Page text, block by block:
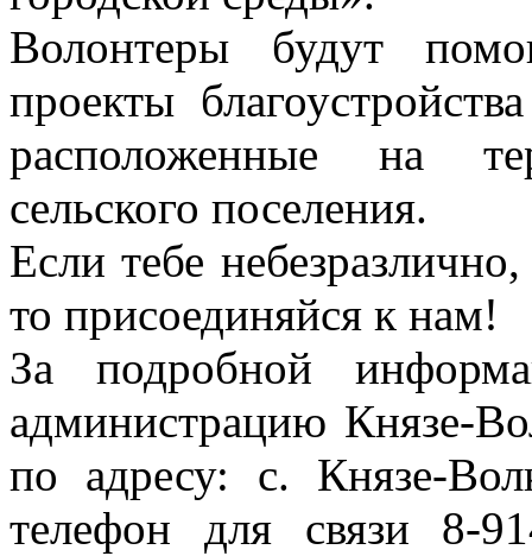
Волонтеры будут
проекты
расположенные на
сельского поселения.
Если тебе
то присоединяйся к нам!
За подробной
администрацию Князе-
по адресу: с. Князе-
телефон для связи 8-